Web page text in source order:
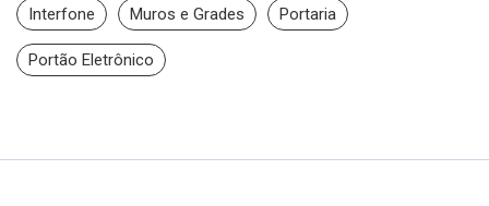
Interfone Muros e Grades Portaria
Portão Eletrônico